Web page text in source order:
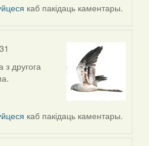
каб пакідаць каментары.
з другога
каб пакідаць каментары.